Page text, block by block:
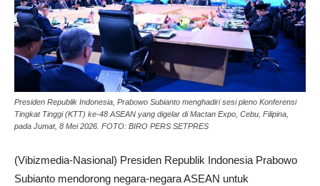
Presiden Republik Indonesia, Prabowo Subianto menghadiri sesi pleno Konferensi
Tingkat Tinggi (KTT) ke-48 ASEAN yang digelar di Mactan Expo, Cebu, Filipina,
pada Jumat, 8 Mei 2026. FOTO: BIRO PERS SETPRES
(Vibizmedia-Nasional) Presiden Republik Indonesia Prabowo
Subianto mendorong negara-negara ASEAN untuk